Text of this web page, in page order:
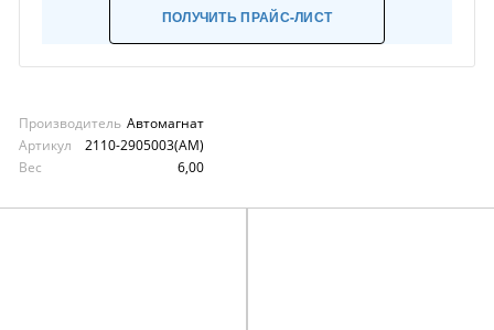
ПОЛУЧИТЬ ПРАЙС-ЛИСТ
Производитель Автомагнат
Артикул
2110-2905003(АМ)
Вес
6,00